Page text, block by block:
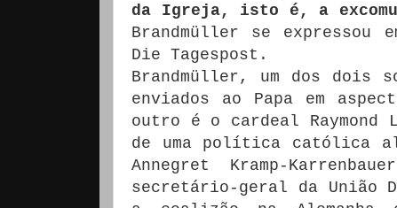
da Igreja, isto é, a
Brandmüller se expressou
Die Tagespost.
Brandmüller, um dos dois
enviados ao Papa em
outro é o cardeal Raymond
de uma política católica
Annegret Kramp-
secretário-geral da União